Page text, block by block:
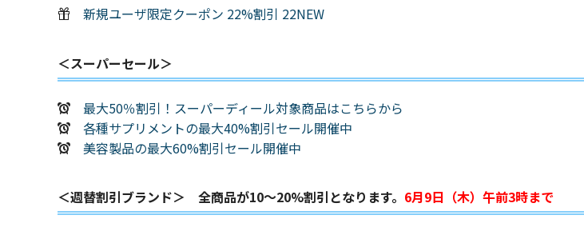
新規ユーザ限定クーポン 22%割引 22NEW
＜スーパーセール＞
最大50％割引！スーパーディール対象商品はこちらから
各種サプリメントの最大40%割引セール開催中
美容製品の最大60%割引セール開催中
＜週替割引ブランド＞ 全商品が10～20%割引となります。 6月9日（木）午前3時まで